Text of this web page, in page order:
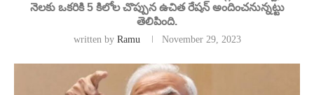
నెలకు ఒకరికి 5 కిలోల చొప్పున ఉచిత రేషన్ అందించనున్నట్టు
తెలిపింది.
written by Ramu November 29, 2023